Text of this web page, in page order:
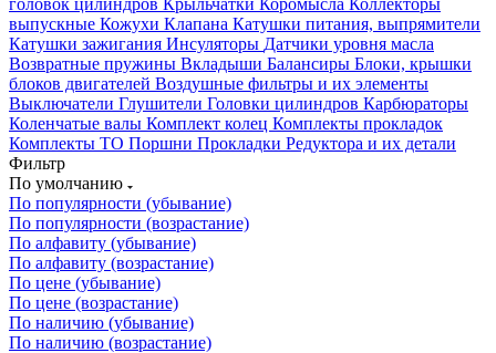
выпускные Кожухи Клапана Катушки питания, выпрямители
Катушки зажигания Инсуляторы Датчики уровня масла
Возвратные пружины Вкладыши Балансиры Блоки, крышки
блоков двигателей Воздушные фильтры и их элементы
Выключатели Глушители Головки цилиндров Карбюраторы
Коленчатые валы Комплект колец Комплекты прокладок
Комплекты ТО Поршни Прокладки Редуктора и их детали
Фильтр
По умолчанию
По популярности (убывание)
По популярности (возрастание)
По алфавиту (убывание)
По алфавиту (возрастание)
По цене (убывание)
По цене (возрастание)
По наличию (убывание)
По наличию (возрастание)